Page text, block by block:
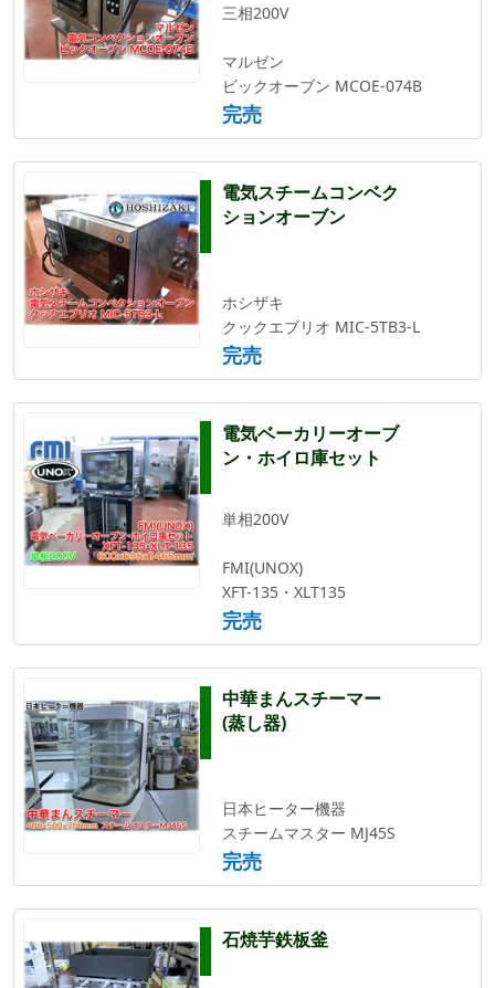
三相200V
マルゼン
ビックオーブン MCOE-074B
完売
電気スチームコンベク
ションオーブン
ホシザキ
クックエブリオ MIC-5TB3-L
完売
電気ベーカリーオーブ
ン・ホイロ庫セット
単相200V
FMI(UNOX)
XFT-135・XLT135
完売
中華まんスチーマー
(蒸し器)
日本ヒーター機器
スチームマスター MJ45S
完売
石焼芋鉄板釜